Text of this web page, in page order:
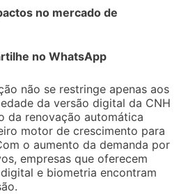
no mercado de
no WhatsApp
não se restringe apenas aos
da versão digital da CNH
da renovação automática
motor de crescimento para
o aumento da demanda por
empresas que oferecem
e biometria encontram